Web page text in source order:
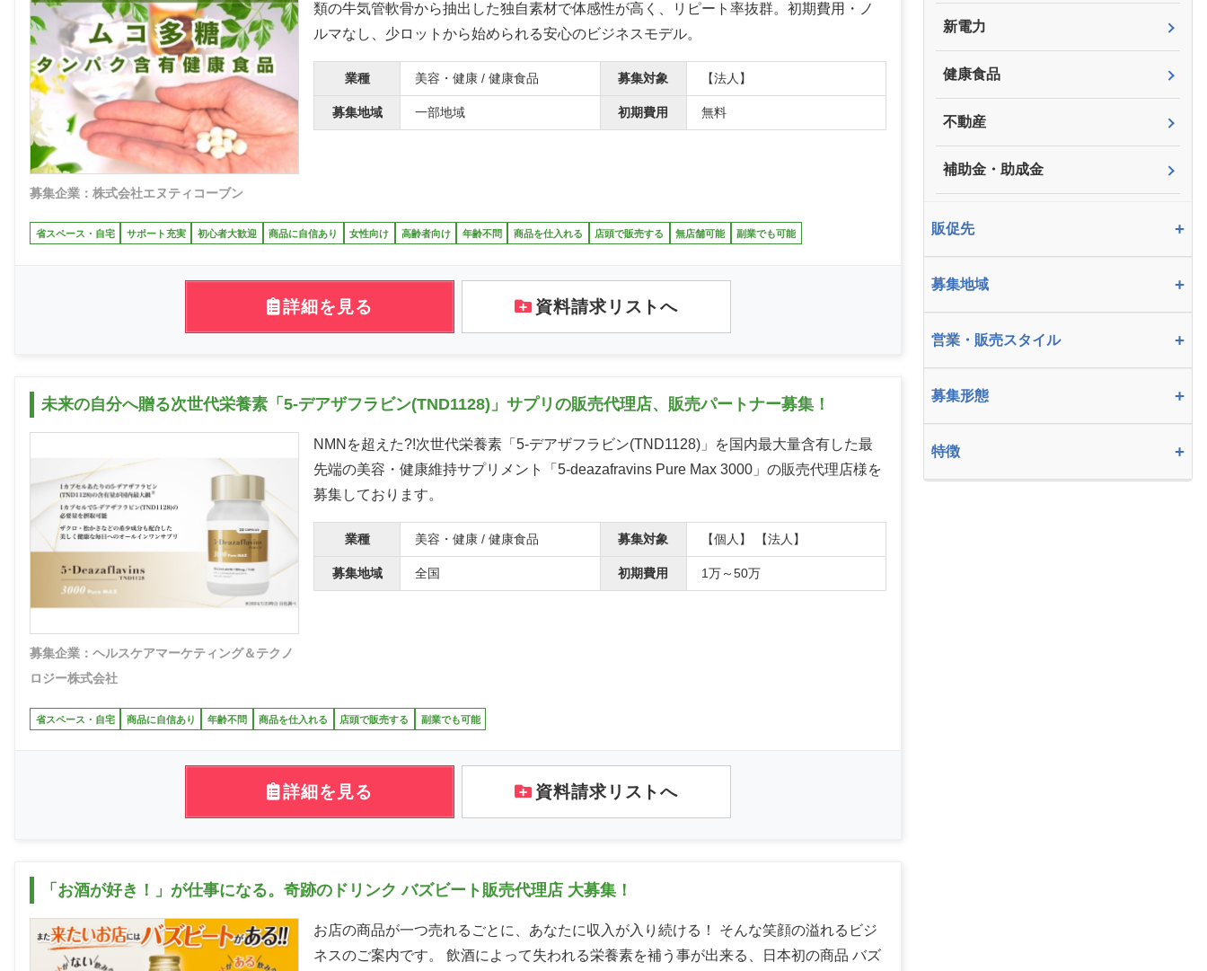
募集企業：株式会社エヌティコーブン
類の牛気管軟骨から抽出した独自素材で体感性が高く、リピート率抜群。初期費用・ノ
ルマなし、少ロットから始められる安心のビジネスモデル。
業種 美容・健康 / 健康食品 募集対象 【法人】
募集地域 一部地域 初期費用 無料
省スペース・自宅 サポート充実 初心者大歓迎 商品に自信あり 女性向け 高齢者向け 年齢不問 商品を仕入れる 店頭で販売する 無店舗可能 副業でも可能
詳細を見る 資料請求リストへ
未来の自分へ贈る次世代栄養素「5-デアザフラビン(TND1128)」サプリの販売代理店、販売パートナー募集！
募集企業：ヘルスケアマーケティング＆テクノ
ロジー株式会社
NMNを超えた?!次世代栄養素「5-デアザフラビン(TND1128)」を国内最大量含有した最
先端の美容・健康維持サプリメント「5-deazafravins Pure Max 3000」の販売代理店様を
募集しております。
業種 美容・健康 / 健康食品 募集対象 【個人】 【法人】
募集地域 全国 初期費用 1万～50万
省スペース・自宅 商品に自信あり 年齢不問 商品を仕入れる 店頭で販売する 副業でも可能
詳細を見る 資料請求リストへ
「お酒が好き！」が仕事になる。奇跡のドリンク バズビート販売代理店 大募集！
お店の商品が一つ売れるごとに、あなたに収入が入り続ける！ そんな笑顔の溢れるビジ
ネスのご案内です。 飲酒によって失われる栄養素を補う事が出来る、日本初の商品 バズ
新電力
健康食品
不動産
補助金・助成金
販促先 +
募集地域 +
営業・販売スタイル +
募集形態 +
特徴 +